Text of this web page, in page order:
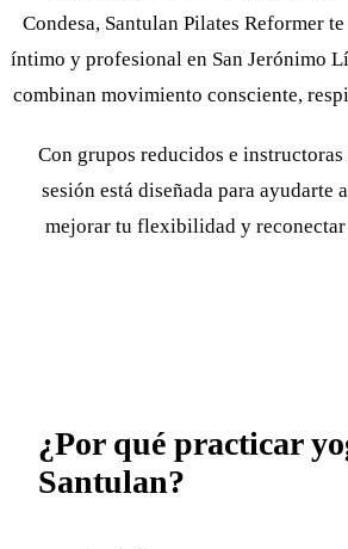
Condesa, Santulan Pilates Reformer
íntimo y profesional en San Jerónimo
combinan movimiento consciente,
Con grupos reducidos e
sesión está diseñada para ayudarte
mejorar tu flexibilidad y reconectar
¿Por qué practicar
Santulan?